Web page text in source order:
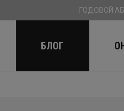
ГОДОВОЙ
БЛОГ